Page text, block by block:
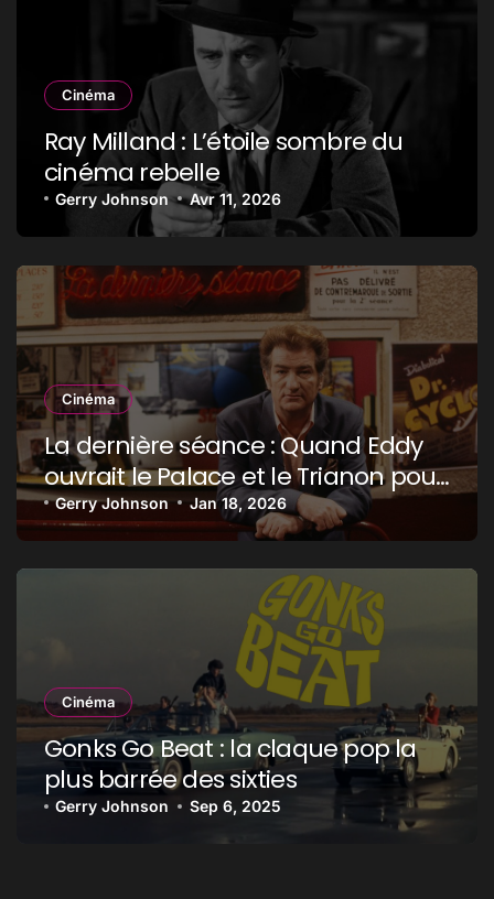
Cinéma
Ray Milland : L’étoile sombre du
cinéma rebelle
Gerry Johnson Avr 11, 2026
Cinéma
La dernière séance : Quand Eddy
ouvrait le Palace et le Trianon pour
385 films cultes !
Gerry Johnson Jan 18, 2026
Cinéma
Gonks Go Beat : la claque pop la
plus barrée des sixties
Gerry Johnson Sep 6, 2025